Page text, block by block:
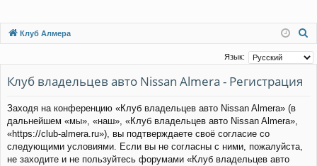
лк
м
ов
тр
ац
Клуб Алмера
и
Язык:
Клуб владельцев авто Nissan Almera - Регистрация
Заходя на конференцию «Клуб владельцев авто Nissan Almera» (в
дальнейшем «мы», «наш», «Клуб владельцев авто Nissan Almera»,
«https://club-almera.ru»), вы подтверждаете своё согласие со
следующими условиями. Если вы не согласны с ними, пожалуйста,
не заходите и не пользуйтесь форумами «Клуб владельцев авто